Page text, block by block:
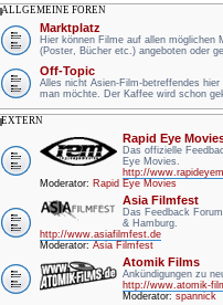
ALLGEMEINE FOREN
Marktplatz
Hier können Filme auf allen möglichen
(Poster, Bücher etc.) angeboten oder
Off-Topic
Alles nicht Asien-Film-betreffendes
man möchte. Der Kaffee wird schon
EXTERN
Rapid Eye
Das offizielle
Eye Movies.
http://
Moderator: Rapid Eye Movies
Asia Filmfest
Das Feedback
& Hamburg.
http://www.asiafilmfest.de
Moderator: Asia Filmfest
Atomik Films
Ankündigungen zu
http://www.atomik-
Moderator: spannick